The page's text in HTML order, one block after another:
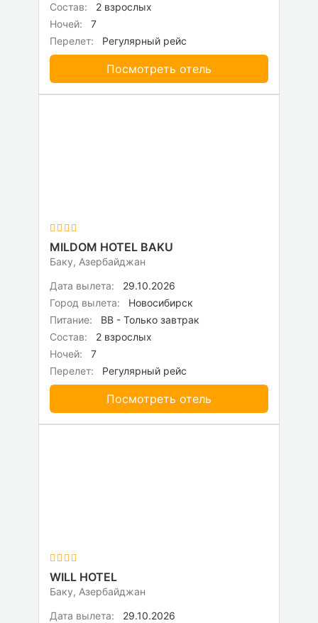
Состав:
2 взрослых
Ночей:
7
Перелет:
Регулярный рейс
Посмотреть отель
MILDOM HOTEL BAKU
Баку, Азербайджан
Дата вылета:
29.10.2026
Город вылета:
Новосибирск
Питание:
BB - Только завтрак
Состав:
2 взрослых
Ночей:
7
Перелет:
Регулярный рейс
Посмотреть отель
WILL HOTEL
Баку, Азербайджан
Дата вылета:
29.10.2026